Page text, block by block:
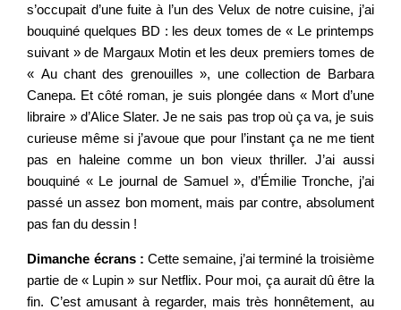
s’occupait d’une fuite à l’un des Velux de notre cuisine, j’ai
bouquiné quelques BD : les deux tomes de « Le printemps
suivant » de Margaux Motin et les deux premiers tomes de
« Au chant des grenouilles », une collection de Barbara
Canepa. Et côté roman, je suis plongée dans « Mort d’une
libraire » d’Alice Slater. Je ne sais pas trop où ça va, je suis
curieuse même si j’avoue que pour l’instant ça ne me tient
pas en haleine comme un bon vieux thriller. J’ai aussi
bouquiné « Le journal de Samuel », d’Émilie Tronche, j’ai
passé un assez bon moment, mais par contre, absolument
pas fan du dessin !
Dimanche écrans : Cette semaine, j’ai terminé la troisième
partie de « Lupin » sur Netflix. Pour moi, ça aurait dû être la
fin. C’est amusant à regarder, mais très honnêtement, au